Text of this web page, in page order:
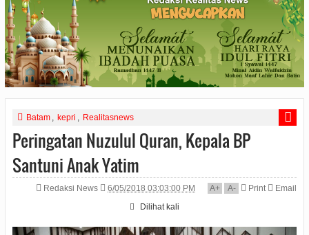
Batam kepri Realitasnews
Peringatan Nuzulul Quran, Kepala BP
Santuni Anak Yatim
Redaksi News 6/05/2018 03:03:00 PM A+ A- Print
Email
Dilihat kali